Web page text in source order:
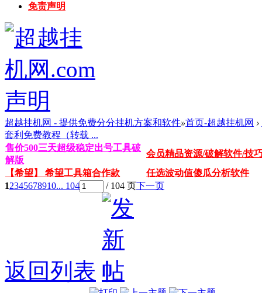
免责声明
超越挂机网 - 提供免费分分挂机方案和软件»首页-超越挂机网 ›
套利免费教程（转载 ...
售价500三天超级稳定出号工具破
解版
会员精品资源/破解软件/技
【希望】 希望工具箱合作款
任选波动值傻瓜分析软件
12345678910... 104 / 104 页下一页
返回列表